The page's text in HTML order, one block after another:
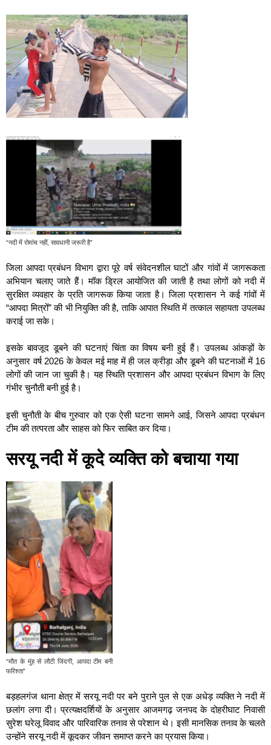
“नदी में रोमांच नहीं, सावधानी जरूरी है”
जिला आपदा प्रबंधन विभाग द्वारा पूरे वर्ष संवेदनशील घाटों और गांवों में जागरूकता
अभियान चलाए जाते हैं। मॉक ड्रिल आयोजित की जाती है तथा लोगों को नदी में
सुरक्षित व्यवहार के प्रति जागरूक किया जाता है। जिला प्रशासन ने कई गांवों में
“आपदा मित्रों” की भी नियुक्ति की है, ताकि आपात स्थिति में तत्काल सहायता उपलब्ध
कराई जा सके।
इसके बावजूद डूबने की घटनाएं चिंता का विषय बनी हुई हैं। उपलब्ध आंकड़ों के
अनुसार वर्ष 2026 के केवल मई माह में ही जल क्रीड़ा और डूबने की घटनाओं में 16
लोगों की जान जा चुकी है। यह स्थिति प्रशासन और आपदा प्रबंधन विभाग के लिए
गंभीर चुनौती बनी हुई है।
इसी चुनौती के बीच गुरुवार को एक ऐसी घटना सामने आई, जिसने आपदा प्रबंधन
टीम की तत्परता और साहस को फिर साबित कर दिया।
सरयू नदी में कूदे व्यक्ति को बचाया गया
“मौत के मुंह से लौटी जिंदगी, आपदा टीम बनी
फरिश्ता”
बड़हलगंज थाना क्षेत्र में सरयू नदी पर बने पुराने पुल से एक अधेड़ व्यक्ति ने नदी में
छलांग लगा दी। प्रत्यक्षदर्शियों के अनुसार आजमगढ़ जनपद के दोहरीघाट निवासी
सुरेश घरेलू विवाद और पारिवारिक तनाव से परेशान थे। इसी मानसिक तनाव के चलते
उन्होंने सरयू नदी में कूदकर जीवन समाप्त करने का प्रयास किया।